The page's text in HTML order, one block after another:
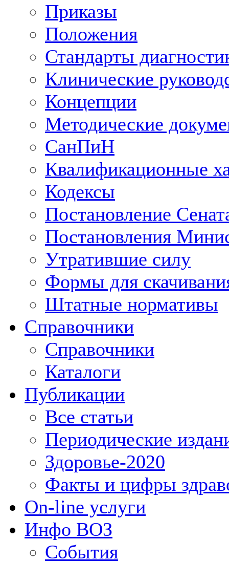
Приказы
Положения
Стандарты
Клинические
Концепции
Методические
СанПиН
Квалификационные
Кодексы
Постановление
Постановления
Утратившие силу
Формы для
Штатные нормативы
Справочники
Справочники
Каталоги
Публикации
Все статьи
Периодические
Здоровье-2020
Факты и цифры
On-line услуги
Инфо ВОЗ
События